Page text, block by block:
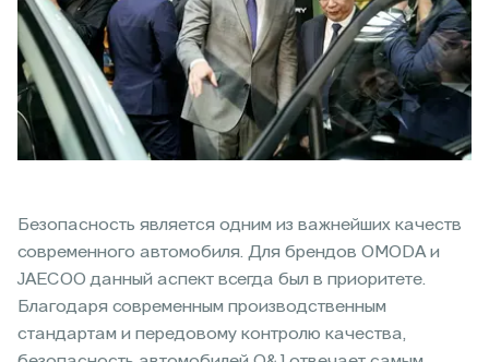
Безопасность является одним из важнейших качеств
современного автомобиля. Для брендов OMODA и
JAECOO данный аспект всегда был в приоритете.
Благодаря современным производственным
стандартам и передовому контролю качества,